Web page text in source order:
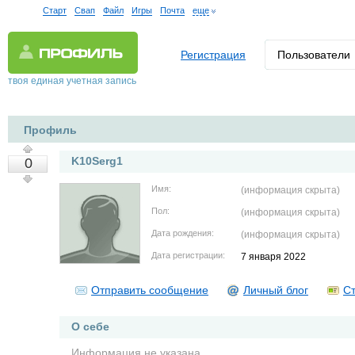
Старт Свап Файл Игры Почта еще
твоя единая учетная запись
Регистрация Пользователи
Профиль
0 K10Serg1
Имя: (информация скрыта)
Пол: (информация скрыта)
Дата рождения: (информация скрыта)
Дата регистрации: 7 января 2022
Отправить сообщение Личный блог
О себе